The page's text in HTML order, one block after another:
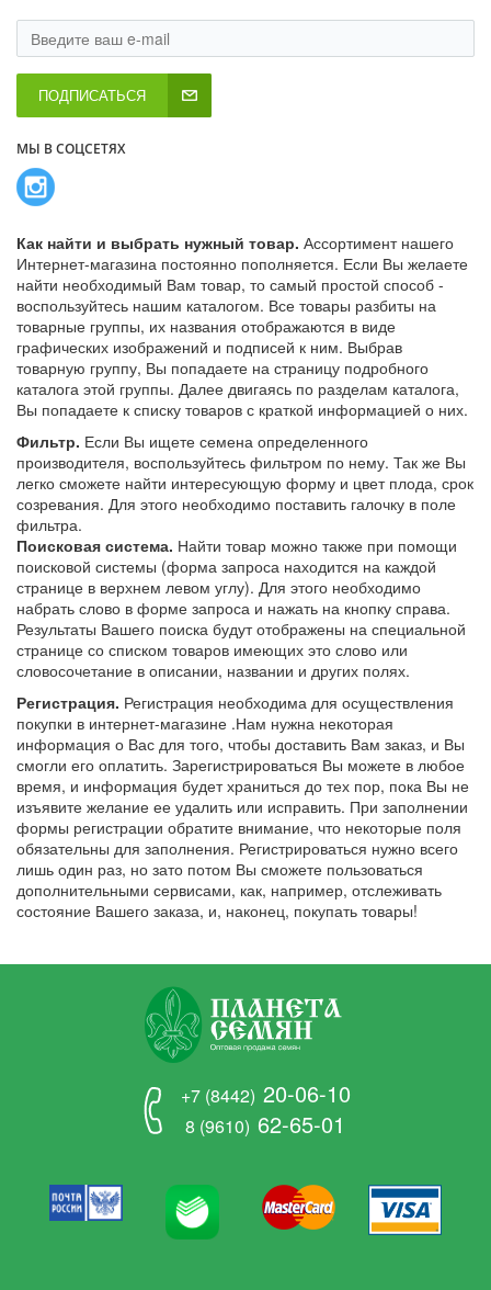
ПОДПИСАТЬСЯ
МЫ В СОЦСЕТЯХ
Как найти и выбрать нужный товар. Ассортимент нашего
Интернет-магазина постоянно пополняется. Если Вы желаете
найти необходимый Вам товар, то самый простой способ -
воспользуйтесь нашим каталогом. Все товары разбиты на
товарные группы, их названия отображаются в виде
графических изображений и подписей к ним. Выбрав
товарную группу, Вы попадаете на страницу подробного
каталога этой группы. Далее двигаясь по разделам каталога,
Вы попадаете к списку товаров с краткой информацией о них.
Фильтр. Если Вы ищете семена определенного
производителя, воспользуйтесь фильтром по нему. Так же Вы
легко сможете найти интересующую форму и цвет плода, срок
созревания. Для этого необходимо поставить галочку в поле
фильтра.
Поисковая система. Найти товар можно также при помощи
поисковой системы (форма запроса находится на каждой
странице в верхнем левом углу). Для этого необходимо
набрать слово в форме запроса и нажать на кнопку справа.
Результаты Вашего поиска будут отображены на специальной
странице со списком товаров имеющих это слово или
словосочетание в описании, названии и других полях.
Регистрация. Регистрация необходима для осуществления
покупки в интернет-магазине .Нам нужна некоторая
информация о Вас для того, чтобы доставить Вам заказ, и Вы
смогли его оплатить. Зарегистрироваться Вы можете в любое
время, и информация будет храниться до тех пор, пока Вы не
изъявите желание ее удалить или исправить. При заполнении
формы регистрации обратите внимание, что некоторые поля
обязательны для заполнения. Регистрироваться нужно всего
лишь один раз, но зато потом Вы сможете пользоваться
дополнительными сервисами, как, например, отслеживать
состояние Вашего заказа, и, наконец, покупать товары!
+7 (8442) 20-06-10
8 (9610) 62-65-01